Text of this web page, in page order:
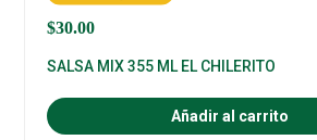
$30.00
SALSA MIX 355 ML EL CHILERITO
Añadir al carrito